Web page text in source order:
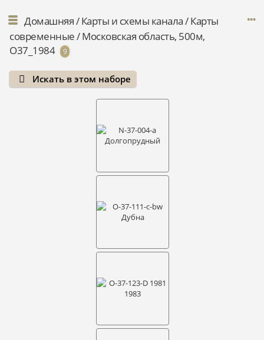
Домашняя/Карты и схемы канала/Карты
современные/Московская область, 500м,
О37_1984
9
Искать в этом наборе